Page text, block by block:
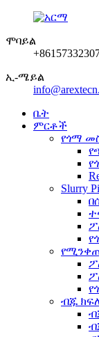
ሞባይል
ኢ-ሜይል
ቤት
ምርቶች
የጎማ
Slurry
ብጁ